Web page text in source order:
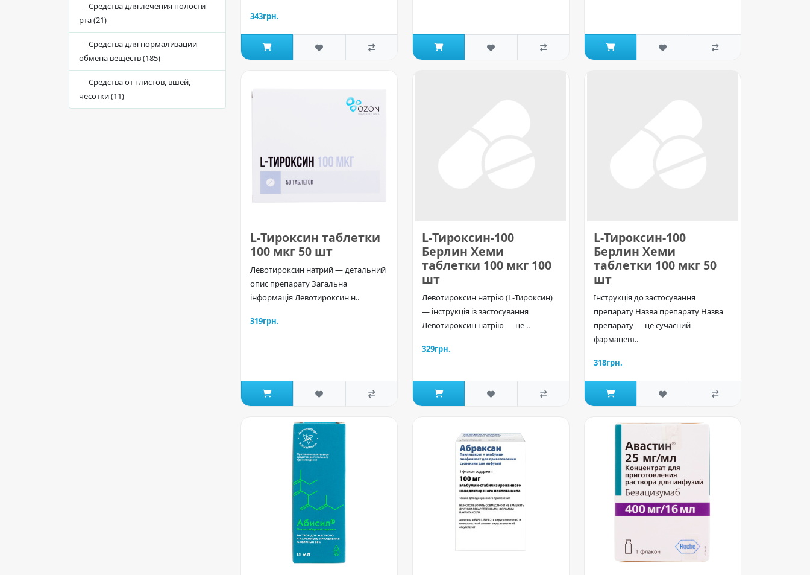
- Средства для лечения полости
рта (21)
- Средства для нормализации
обмена веществ (185)
- Средства от глистов, вшей,
чесотки (11)
343грн.
L-Тироксин таблетки
100 мкг 50 шт
Левотироксин натрий — детальний
опис препарату Загальна
інформація Левотироксин н..
319грн.
L-Тироксин-100
Берлин Хеми
таблетки 100 мкг 100
шт
Левотироксин натрію (L-Тироксин)
— інструкція із застосування
Левотироксин натрію — це ..
329грн.
L-Тироксин-100
Берлин Хеми
таблетки 100 мкг 50
шт
Інструкція до застосування
препарату Назва препарату Назва
препарату — це сучасний
фармацевт..
318грн.